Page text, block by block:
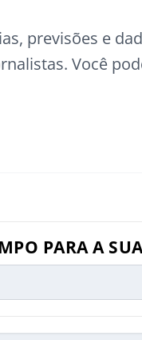
previsões e
Você
PARA A